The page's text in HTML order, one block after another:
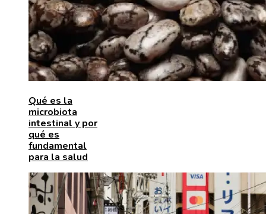
Qué es la
microbiota
intestinal y por
qué es
fundamental
para la salud